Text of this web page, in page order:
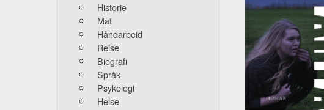
Historie
Mat
Håndarbeid
Reise
Biografi
Språk
Psykologi
Helse